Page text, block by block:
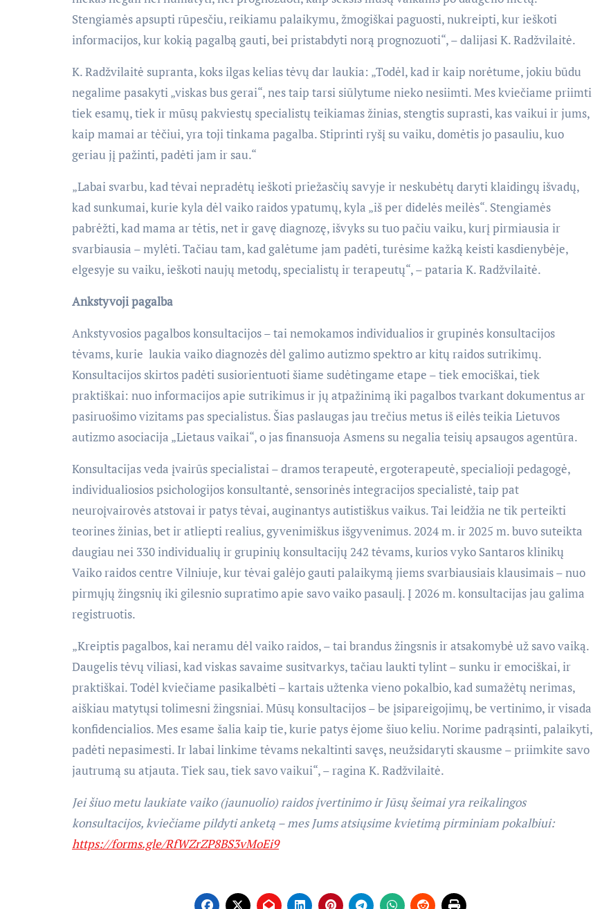
Stengiamės apsupti rūpesčiu, reikiamu palaikymu, žmogiškai paguosti, nukreipti, kur ieškoti
informacijos, kur kokią pagalbą gauti, bei pristabdyti norą prognozuoti“, – dalijasi K. Radžvilaitė.
K. Radžvilaitė supranta, koks ilgas kelias tėvų dar laukia: „Todėl, kad ir kaip norėtume, jokiu būdu
negalime pasakyti „viskas bus gerai“, nes taip tarsi siūlytume nieko nesiimti. Mes kviečiame priimti
tiek esamų, tiek ir mūsų pakviestų specialistų teikiamas žinias, stengtis suprasti, kas vaikui ir jums,
kaip mamai ar tėčiui, yra toji tinkama pagalba. Stiprinti ryšį su vaiku, domėtis jo pasauliu, kuo
geriau jį pažinti, padėti jam ir sau.“
„Labai svarbu, kad tėvai nepradėtų ieškoti priežasčių savyje ir neskubėtų daryti klaidingų išvadų,
kad sunkumai, kurie kyla dėl vaiko raidos ypatumų, kyla „iš per didelės meilės“. Stengiamės
pabrėžti, kad mama ar tėtis, net ir gavę diagnozę, išvyks su tuo pačiu vaiku, kurį pirmiausia ir
svarbiausia – mylėti. Tačiau tam, kad galėtume jam padėti, turėsime kažką keisti kasdienybėje,
elgesyje su vaiku, ieškoti naujų metodų, specialistų ir terapeutų“, – pataria K. Radžvilaitė.
Ankstyvoji pagalba
Ankstyvosios pagalbos konsultacijos – tai nemokamos individualios ir grupinės konsultacijos
tėvams, kurie laukia vaiko diagnozės dėl galimo autizmo spektro ar kitų raidos sutrikimų.
Konsultacijos skirtos padėti susiorientuoti šiame sudėtingame etape – tiek emociškai, tiek
praktiškai: nuo informacijos apie sutrikimus ir jų atpažinimą iki pagalbos tvarkant dokumentus ar
pasiruošimo vizitams pas specialistus. Šias paslaugas jau trečius metus iš eilės teikia Lietuvos
autizmo asociacija „Lietaus vaikai“, o jas finansuoja Asmens su negalia teisių apsaugos agentūra.
Konsultacijas veda įvairūs specialistai – dramos terapeutė, ergoterapeutė, specialioji pedagogė,
individualiosios psichologijos konsultantė, sensorinės integracijos specialistė, taip pat
neuroįvairovės atstovai ir patys tėvai, auginantys autistiškus vaikus. Tai leidžia ne tik perteikti
teorines žinias, bet ir atliepti realius, gyvenimiškus išgyvenimus. 2024 m. ir 2025 m. buvo suteikta
daugiau nei 330 individualių ir grupinių konsultacijų 242 tėvams, kurios vyko Santaros klinikų
Vaiko raidos centre Vilniuje, kur tėvai galėjo gauti palaikymą jiems svarbiausiais klausimais – nuo
pirmųjų žingsnių iki gilesnio supratimo apie savo vaiko pasaulį. Į 2026 m. konsultacijas jau galima
registruotis.
„Kreiptis pagalbos, kai neramu dėl vaiko raidos, – tai brandus žingsnis ir atsakomybė už savo vaiką.
Daugelis tėvų viliasi, kad viskas savaime susitvarkys, tačiau laukti tylint – sunku ir emociškai, ir
praktiškai. Todėl kviečiame pasikalbėti – kartais užtenka vieno pokalbio, kad sumažėtų nerimas,
aiškiau matytųsi tolimesni žingsniai. Mūsų konsultacijos – be įsipareigojimų, be vertinimo, ir visada
konfidencialios. Mes esame šalia kaip tie, kurie patys ėjome šiuo keliu. Norime padrąsinti, palaikyti,
padėti nepasimesti. Ir labai linkime tėvams nekaltinti savęs, neužsidaryti skausme – priimkite savo
jautrumą su atjauta. Tiek sau, tiek savo vaikui“, – ragina K. Radžvilaitė.
Jei šiuo metu laukiate vaiko (jaunuolio) raidos įvertinimo ir Jūsų šeimai yra reikalingos
konsultacijos, kviečiame pildyti anketą – mes Jums atsiųsime kvietimą pirminiam pokalbiui:
https://forms.gle/RfWZrZP8BS3vMoEi9